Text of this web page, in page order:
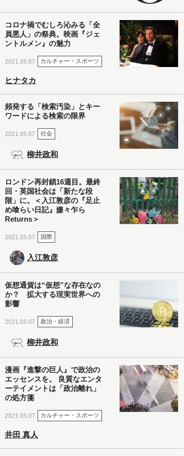
コロナ禍でむしろ沁みる「全
員悪人」の祭典。映画『ジェ
ントルメン』の魅力
2021.05.07 カルチャー・スポーツ
ヒナタカ
頻発する「検索汚染」とキー
ワードによる検索の限界
2021.05.07 社会
柳井政和
ロンドン再封鎖16週目。最終
回・英国社会は「新たな段
階」に。＜入江敦彦の『足止
め喰らい日記』嫌々乍ら
Returns＞
2021.05.07 国際
入江敦彦
仮想通貨は“仮想”な存在なの
か？ 拡大する現実世界への
影響
2021.05.07 政治・経済
柳井政和
漫画『進撃の巨人』で政治の
エッセンスを。 良質なエンタ
ーテイメントは「政治離れ」
の処方箋
2021.05.07 カルチャー・スポーツ
井田 真人